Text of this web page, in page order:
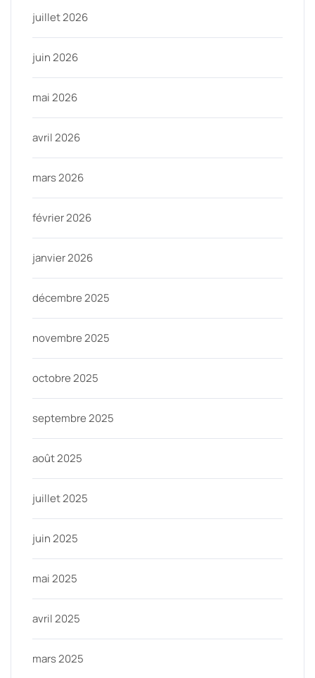
juillet 2026
juin 2026
mai 2026
avril 2026
mars 2026
février 2026
janvier 2026
décembre 2025
novembre 2025
octobre 2025
septembre 2025
août 2025
juillet 2025
juin 2025
mai 2025
avril 2025
mars 2025